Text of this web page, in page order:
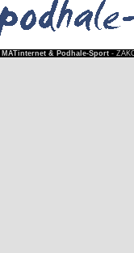
MATinternet & Podhale-Sport-